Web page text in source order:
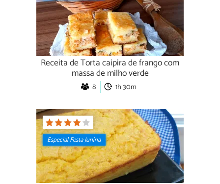
Receita de Torta caipira de frango com
massa de milho verde
8 1h 30m
Especial Festa Junina